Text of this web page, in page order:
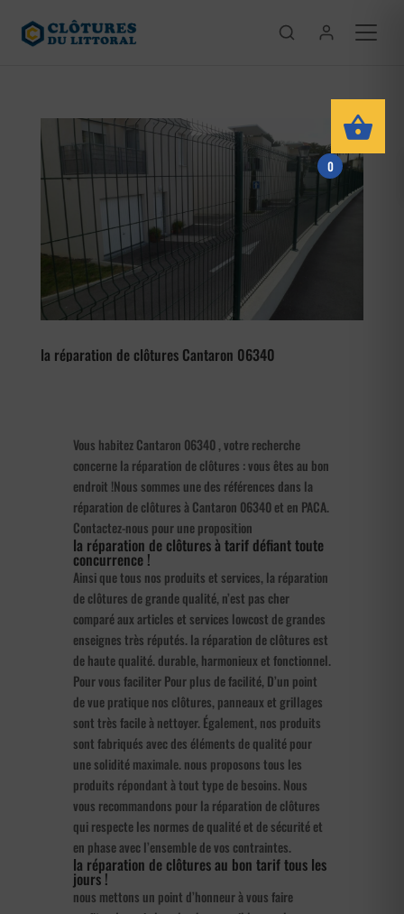
la réparation de clôtures Cantaron 06340
Vous habitez Cantaron 06340 , votre recherche
concerne la réparation de clôtures : vous êtes au bon
endroit !Nous sommes une des références dans la
réparation de clôtures à Cantaron 06340 et en PACA.
Contactez-nous pour une proposition
la réparation de clôtures à tarif défiant toute
concurrence !
Ainsi que tous nos produits et services, la réparation
de clôtures de grande qualité, n’est pas cher
comparé aux articles et services lowcost de grandes
enseignes très réputés. la réparation de clôtures est
de haute qualité. durable, harmonieux et fonctionnel.
Pour vous faciliter Pour plus de facilité, D’un point
de vue pratique nos clôtures, panneaux et grillages
sont très facile à nettoyer. Également, nos produits
sont fabriqués avec des éléments de qualité pour
une solidité maximale. nous proposons tous les
produits répondant à tout type de besoins. Nous
vous recommandons pour la réparation de clôtures
qui respecte les normes de qualité et de sécurité et
en phase avec l’ensemble de vos contraintes.
la réparation de clôtures au bon tarif tous les
jours !
nous mettons un point d’honneur à vous faire
0